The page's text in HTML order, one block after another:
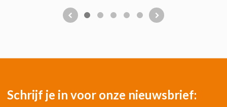
Schrijf je in voor onze nieuwsbrief: